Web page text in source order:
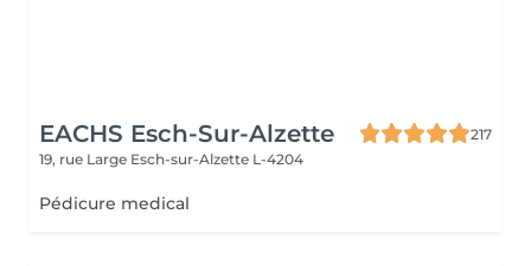
EACHS Esch-Sur-Alzette
217
19, rue Large Esch-sur-Alzette L-4204
Pédicure medical